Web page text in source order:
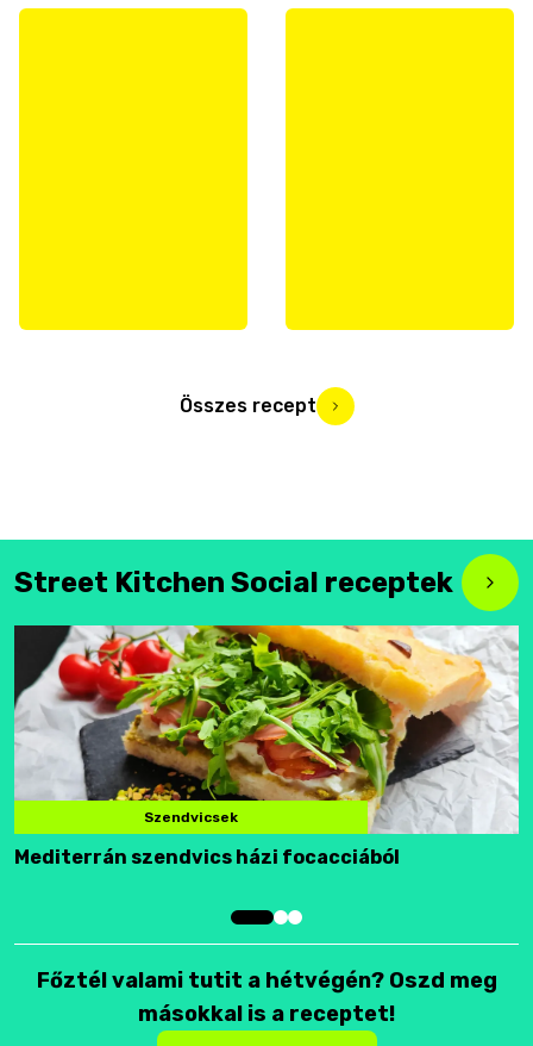
Összes recept
Street Kitchen Social receptek
Szendvicsek
Mediterrán szendvics házi focacciából
Főztél valami tutit a hétvégén? Oszd meg
másokkal is a receptet!